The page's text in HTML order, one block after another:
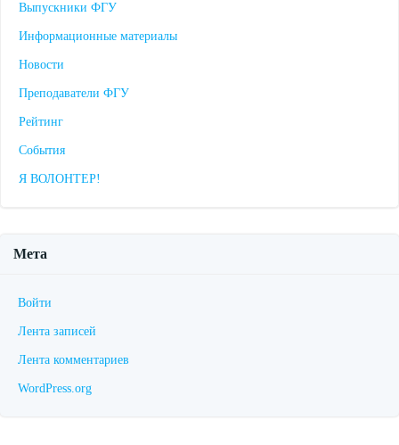
Выпускники ФГУ
Информационные материалы
Новости
Преподаватели ФГУ
Рейтинг
События
Я ВОЛОНТЕР!
Мета
Войти
Лента записей
Лента комментариев
WordPress.org